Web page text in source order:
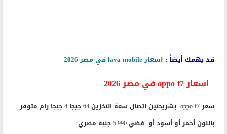
قد يهمك أيضاً : اسعار lava mobile في مصر 2026
اسعار oppo f7 في مصر 2026
سعر oppo f7 بشريحتين اتصال سعة التخزين 64 جيجا 4 جيجا رام متوفر
باللون أحمر أو أسود أو فضي 5,990 جنيه مصري.